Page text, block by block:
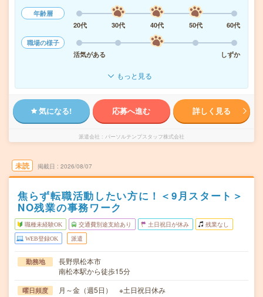
年齢層
20代
30代 40代 50代
60代
職場の様子
活気がある
しずか
もっと見る
気になる! 応募へ進む 詳しく見る
派遣会社 パーソルテンプスタッフ株式会社
未読 掲載日 2026/08/07
焦らず転職活動したい方に！＜9月スタート＞
NO残業の事務ワーク
職種未経験OK 交通費別途支給あり 土日祝日が休み 残業なし
WEB登録OK 派遣
勤務地
長野県松本市
南松本駅から徒歩15分
曜日頻度 月～金（週5日） ※土日祝日休み